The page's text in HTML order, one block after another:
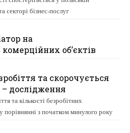
секторі бізнес-послуг
на
об’єктів
та скорочується
– дослідження
та кількості безробітних
порівнянні з початком минулого року